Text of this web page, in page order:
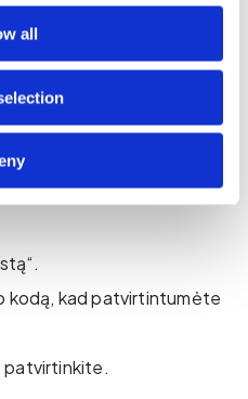
all
kurį norite pašalinti,
testus“.
meniu rodyklę testo
kad patvirtintumėte
patvirtinkite.